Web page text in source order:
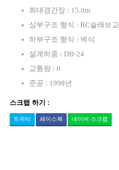
최대경간장 : 15.0m
상부구조 형식 : RC슬래브교
하부구조 형식 : 벽식
설계하중 : DB-24
교통량 : 0
준공 : 1998년
스크랩 하기 :
트위터 페이스북 네이버 스크랩